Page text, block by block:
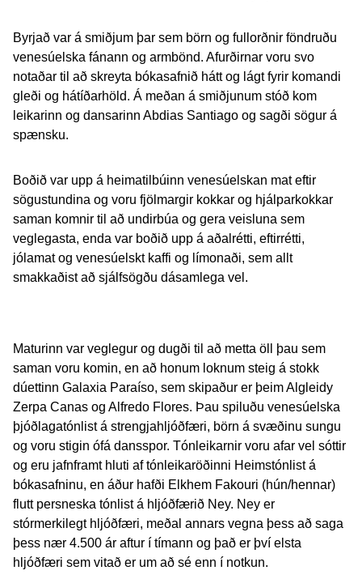
Byrjað var á smiðjum þar sem börn og fullorðnir föndruðu
venesúelska fánann og armbönd. Afurðirnar voru svo
notaðar til að skreyta bókasafnið hátt og lágt fyrir komandi
gleði og hátíðarhöld. Á meðan á smiðjunum stóð kom
leikarinn og dansarinn Abdias Santiago og sagði sögur á
spænsku.
Boðið var upp á heimatilbúinn venesúelskan mat eftir
sögustundina og voru fjölmargir kokkar og hjálparkokkar
saman komnir til að undirbúa og gera veisluna sem
veglegasta, enda var boðið upp á aðalrétti, eftirrétti,
jólamat og venesúelskt kaffi og límonaði, sem allt
smakkaðist að sjálfsögðu dásamlega vel.
Maturinn var veglegur og dugði til að metta öll þau sem
saman voru komin, en að honum loknum steig á stokk
dúettinn Galaxia Paraíso, sem skipaður er þeim Algleidy
Zerpa Canas og Alfredo Flores. Þau spiluðu venesúelska
þjóðlagatónlist á strengjahljóðfæri, börn á svæðinu sungu
og voru stigin ófá dansspor. Tónleikarnir voru afar vel sóttir
og eru jafnframt hluti af tónleikaröðinni Heimstónlist á
bókasafninu, en áður hafði Elkhem Fakouri (hún/hennar)
flutt persneska tónlist á hljóðfærið Ney. Ney er
stórmerkilegt hljóðfæri, meðal annars vegna þess að saga
þess nær 4.500 ár aftur í tímann og það er því elsta
hljóðfæri sem vitað er um að sé enn í notkun.